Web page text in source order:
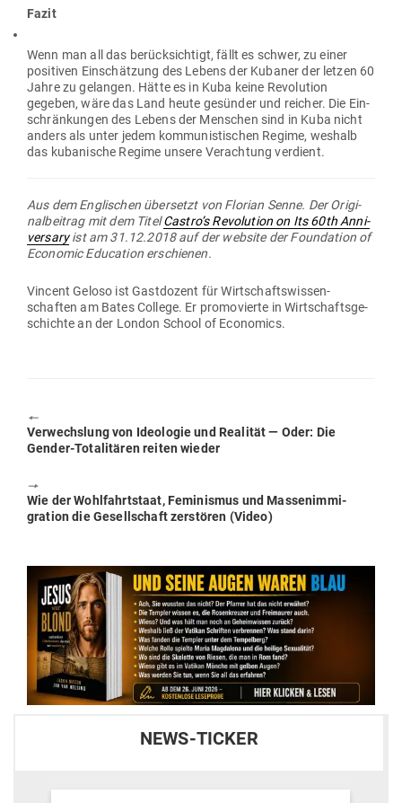
Fazit
Wenn man all das berück­sichtigt, fällt es schwer, zu einer
posi­tiven Ein­schätzung des Lebens der Kubaner der letzen 60
Jahre zu gelangen. Hätte es in Kuba keine Revo­lution
gegeben, wäre das Land heute gesünder und reicher. Die Ein­
schrän­kungen des Lebens der Men­schen sind in Kuba nicht
anders als unter jedem kom­mu­nis­ti­schen Regime, weshalb
das kuba­nische Regime unsere Ver­achtung verdient.
Aus dem Eng­li­schen über­setzt von Florian Senne. Der Ori­gi­
nal­beitrag mit dem TitelCastro’s Revo­lution on Its 60th Anni­
versaryist am 31.12.2018 auf der website der Foun­dation of
Eco­nomic Edu­cation erschienen.
Vincent Geloso ist Gast­dozent für Wirt­schafts­wis­sen­
schaften am Bates College. Er pro­mo­vierte in Wirt­schafts­ge­
schichte an der London School of Economics.
🠔
Previous
post:
Ver­wechslung von Ideo­logie und Rea­lität — Oder: Die
Gender-Tota­li­tären reiten wieder
🠖
Next
post:
Wie der Wohl­fahrt­staat, Femi­nismus und Mas­sen­im­mi­
gration die Gesell­schaft zer­stören (Video)
NEWS-TICKER